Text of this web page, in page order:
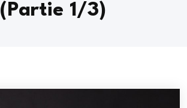
(Partie 1/3)